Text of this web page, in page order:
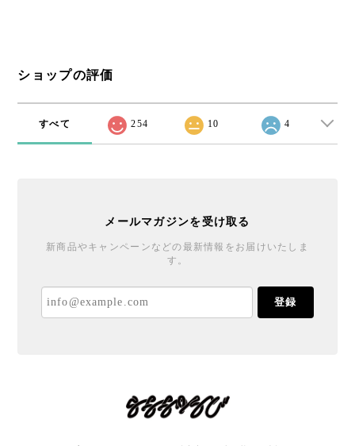
ショップの評価
すべて 254 10 4
メールマガジンを受け取る
新商品やキャンペーンなどの最新情報をお届けいたしま
す。
登録